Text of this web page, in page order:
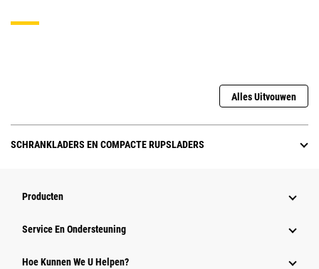
Alles Uitvouwen
SCHRANKLADERS EN COMPACTE RUPSLADERS
Producten
Service En Ondersteuning
Hoe Kunnen We U Helpen?